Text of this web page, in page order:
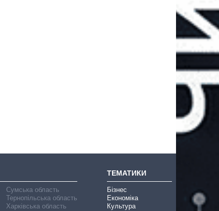
Сумська область
Тернопільська область
Харківська область
ТЕМАТИКИ
Бізнес
Економіка
Культура